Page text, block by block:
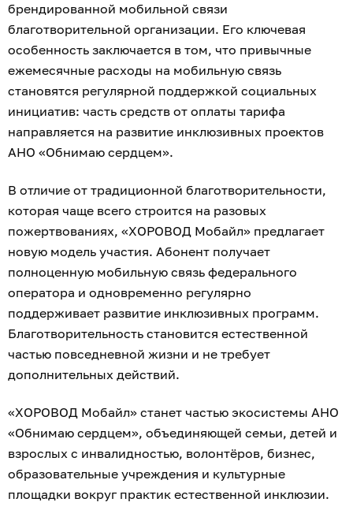
брендированной мобильной связи
благотворительной организации. Его ключевая
особенность заключается в том, что привычные
ежемесячные расходы на мобильную связь
становятся регулярной поддержкой социальных
инициатив: часть средств от оплаты тарифа
направляется на развитие инклюзивных проектов
АНО «Обнимаю сердцем».
В отличие от традиционной благотворительности,
которая чаще всего строится на разовых
пожертвованиях, «ХОРОВОД Мобайл» предлагает
новую модель участия. Абонент получает
полноценную мобильную связь федерального
оператора и одновременно регулярно
поддерживает развитие инклюзивных программ.
Благотворительность становится естественной
частью повседневной жизни и не требует
дополнительных действий.
«ХОРОВОД Мобайл» станет частью экосистемы АНО
«Обнимаю сердцем», объединяющей семьи, детей и
взрослых с инвалидностью, волонтёров, бизнес,
образовательные учреждения и культурные
площадки вокруг практик естественной инклюзии.